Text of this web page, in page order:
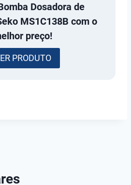
Dosadora de
MS1C138B com o
preço!
PRODUTO